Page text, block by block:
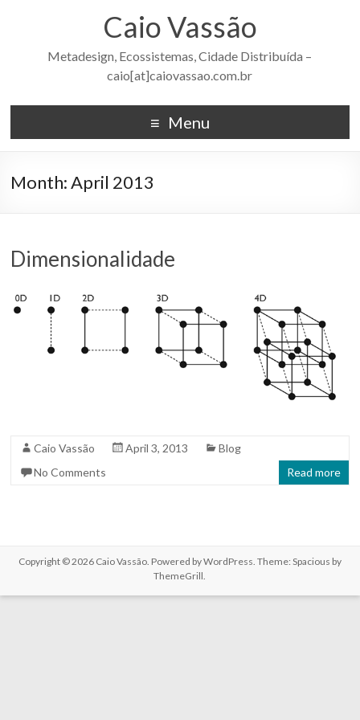
Caio Vassão
Metadesign, Ecossistemas, Cidade Distribuída –
caio[at]caiovassao.com.br
Menu
Month:April 2013
Dimensionalidade
Caio Vassão April 3, 2013
Blog
No Comments
Read more
Copyright © 2026 Caio Vassão. Powered byWordPress . Theme: Spacious by
ThemeGrill